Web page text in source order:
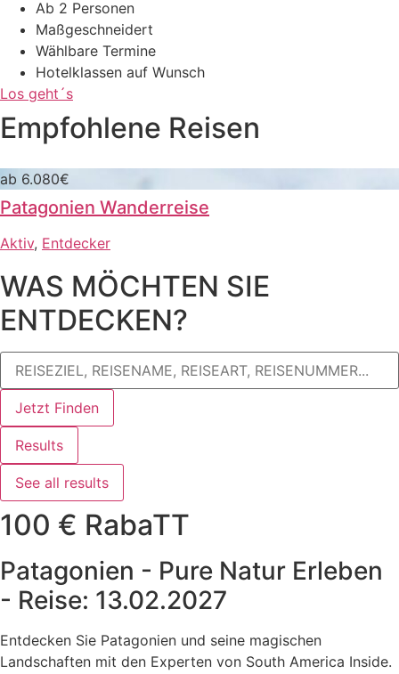
Ab 2 Personen
Maßgeschneidert
Wählbare Termine
Hotelklassen auf Wunsch
Los geht´s
Empfohlene Reisen
ab 6.080€
Patagonien Wanderreise
Aktiv, Entdecker
WAS MÖCHTEN SIE
ENTDECKEN?
Jetzt Finden
Results
See all results
100 € RabaTT
Patagonien - Pure Natur Erleben
- Reise: 13.02.2027
Entdecken Sie Patagonien und seine magischen
Landschaften mit den Experten von South America Inside.